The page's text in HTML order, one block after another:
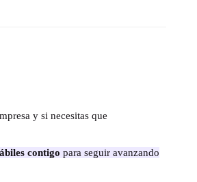
y si necesitas que
contigo para seguir avanzando